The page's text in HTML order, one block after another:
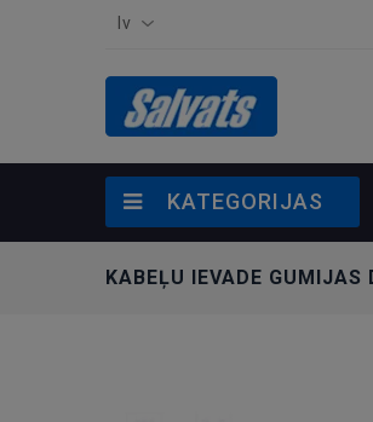
lv
KATEGORIJAS
KABEĻU IEVADE